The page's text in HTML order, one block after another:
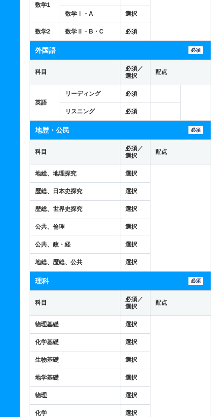
数学1
数学Ⅰ・A 選択
数学2 数学Ⅱ・B・C 必須
外国語 必須
科目
必須／
選択
配点
英語
リーディング 必須
リスニング 必須
地歴・公民 必須
科目
必須／
選択
配点
地総、地理探究 選択
歴総、日本史探究 選択
歴総、世界史探究 選択
公共、倫理 選択
公共、政・経 選択
地総、歴総、公共 選択
理科 必須
科目
必須／
選択
配点
物理基礎 選択
化学基礎 選択
生物基礎 選択
地学基礎 選択
物理 選択
化学 選択